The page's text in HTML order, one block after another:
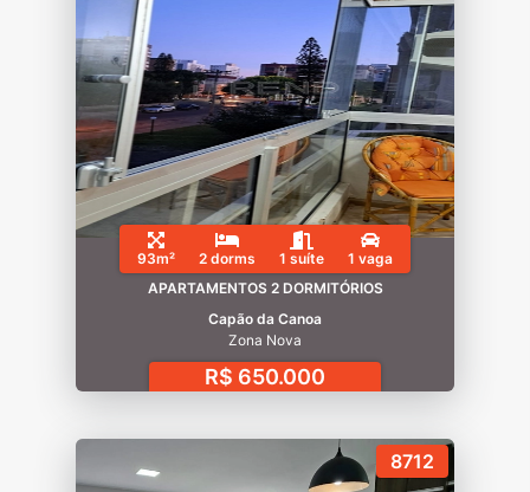
93m² 2 dorms 1 suíte
1 vaga
APARTAMENTOS 2 DORMITÓRIOS
Capão da Canoa
Zona Nova
R$ 650.000
8712